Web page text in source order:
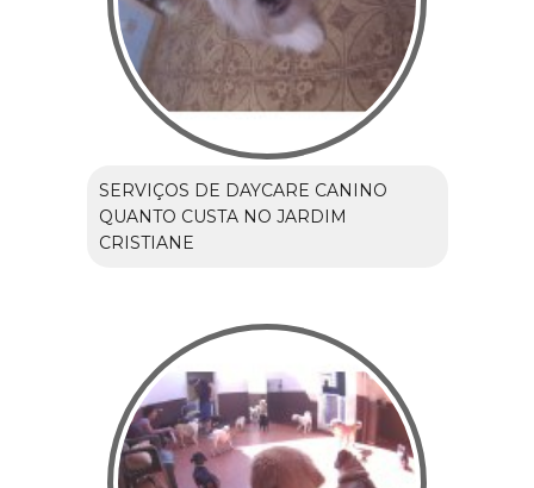
SERVIÇOS DE DAYCARE CANINO
QUANTO CUSTA NO JARDIM
CRISTIANE